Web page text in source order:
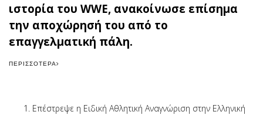
ιστορία του WWE, ανακοίνωσε επίσημα
την αποχώρησή του από το
επαγγελματική πάλη.
ΠΕΡΙΣΣΌΤΕΡΑ
Επέστρεψε η Ειδική Αθλητική Αναγνώριση στην Ελληνική